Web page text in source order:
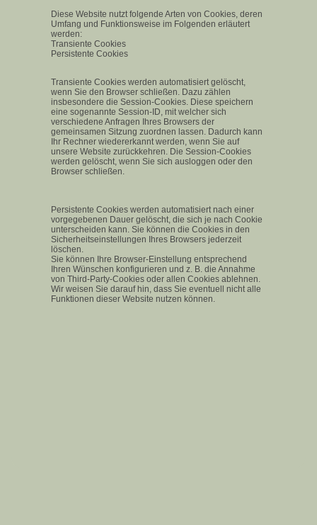
Diese Website nutzt folgende Arten von Cookies, deren
Umfang und Funktionsweise im Folgenden erläutert
werden:
Transiente Cookies
Persistente Cookies
Transiente Cookies werden automatisiert gelöscht,
wenn Sie den Browser schließen. Dazu zählen
insbesondere die Session-Cookies. Diese speichern
eine sogenannte Session-ID, mit welcher sich
verschiedene Anfragen Ihres Browsers der
gemeinsamen Sitzung zuordnen lassen. Dadurch kann
Ihr Rechner wiedererkannt werden, wenn Sie auf
unsere Website zurückkehren. Die Session-Cookies
werden gelöscht, wenn Sie sich ausloggen oder den
Browser schließen.
Persistente Cookies werden automatisiert nach einer
vorgegebenen Dauer gelöscht, die sich je nach Cookie
unterscheiden kann. Sie können die Cookies in den
Sicherheitseinstellungen Ihres Browsers jederzeit
löschen.
Sie können Ihre Browser-Einstellung entsprechend
Ihren Wünschen konfigurieren und z. B. die Annahme
von Third-Party-Cookies oder allen Cookies ablehnen.
Wir weisen Sie darauf hin, dass Sie eventuell nicht alle
Funktionen dieser Website nutzen können.